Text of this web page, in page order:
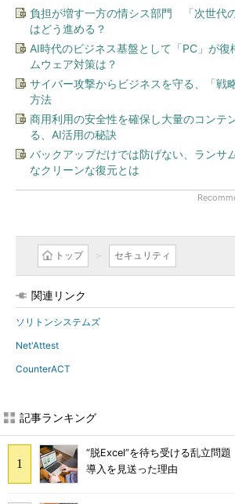
負担が増す一方の情シス部門 「次世代
はどう進める？
AI時代のビジネス基盤として「PC」が
ムウェア対策は？
サイバー攻撃からビジネスを守る、「戦
方法
商用利用の安全性を確保し大量のコンテ
る、AI活用の秘訣
バックアップだけでは防げない、ランサ
なクリーンな復元とは
トップ セキュリティ
関連リンク
ソリトンシステムズ
Net'Attest
CounterACT
記事ランキング
“脱Excel”を待ち受ける乱立問
導入を見送った理由